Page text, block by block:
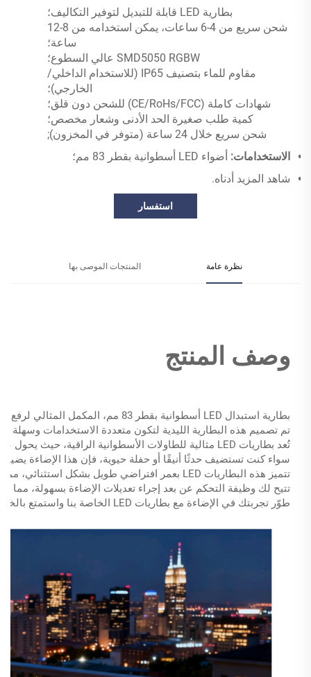
بطارية LED قابلة للتبديل لتوفير التكاليف؛
شحن سريع من 4-6 ساعات، يمكن استخدامه من 8-12
ساعة؛
SMD5050 RGBW عالي السطوع؛
مقاوم للماء بتصنيف IP65 (للاستخدام الداخلي/
الخارجي)؛
شهادات كاملة (CE/RoHs/FCC) للشحن دون قلق؛
كمية طلب صغيرة الحد الأدنى وشعار مخصص؛
شحن سريع خلال 24 ساعة (متوفر في المخزون);
الاستخدامات: أضواء LED أسطوانية بقطر 83 مم؛
شاهد المزيد أدناه.
استفسار
نظرة عامة المنتجات الموصى بها
وصف المنتج
بطارية استبدال LED أسطوانية بقطر 83 مم، المكمل المثالي لرفع مستوى تزيين طاولتك
تم تصميم هذه البطارية الليدية لتكون متعددة الاستخدامات وسهلة
تُعد بطاريات LED مثالية للطاولات الأسطوانية الراقية، حيث يحول عرضها المبهر التجمعات العادية إلى تجارب استثنائية
سواء كنت تستضيف حدثًا أنيقًا أو حفلة حيوية، فإن هذا الإضاءة يضيف
تتميز هذه البطاريات LED بعمر افتراضي طويل بشكل استثنائي، مما يضمن لك عدم الحاجة إلى استبدالات متكررة ويوفّر وقتك وجهدك.
تتيح لك وظيفة التحكم عن بعد إجراء تعديلات الإضاءة بسهولة، مما
طوّر تجربتك في الإضاءة مع بطاريات LED الخاصة بنا واستمتع بالخليط المثالي بين الوظيفة والأناقة.